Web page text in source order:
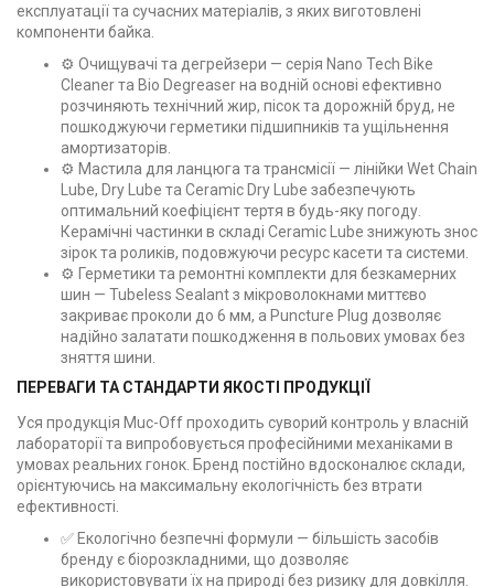
експлуатації та сучасних матеріалів, з яких виготовлені
компоненти байка.
⚙️ Очищувачі та дегрейзери — серія Nano Tech Bike
Cleaner та Bio Degreaser на водній основі ефективно
розчиняють технічний жир, пісок та дорожній бруд, не
пошкоджуючи герметики підшипників та ущільнення
амортизаторів.
⚙️ Мастила для ланцюга та трансмісії — лінійки Wet Chain
Lube, Dry Lube та Ceramic Dry Lube забезпечують
оптимальний коефіцієнт тертя в будь-яку погоду.
Керамічні частинки в складі Ceramic Lube знижують знос
зірок та роликів, подовжуючи ресурс касети та системи.
⚙️ Герметики та ремонтні комплекти для безкамерних
шин — Tubeless Sealant з мікроволокнами миттєво
закриває проколи до 6 мм, а Puncture Plug дозволяє
надійно залатати пошкодження в польових умовах без
зняття шини.
ПЕРЕВАГИ ТА СТАНДАРТИ ЯКОСТІ ПРОДУКЦІЇ
Уся продукція Muc-Off проходить суворий контроль у власній
лабораторії та випробовується професійними механіками в
умовах реальних гонок. Бренд постійно вдосконалює склади,
орієнтуючись на максимальну екологічність без втрати
ефективності.
✅ Екологічно безпечні формули — більшість засобів
бренду є біорозкладними, що дозволяє
використовувати їх на природі без ризику для довкілля.